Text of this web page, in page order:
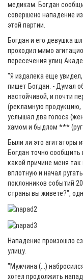
медикам. Богдан
совершено нападение
этой партии.
Богдан и его девушка
проходил мимо
пересечения улиц
"Я издалека еще
пишет Богдан. - Думал
настойчивой, и почти
(рекламную продукцию,
услышал два голоса
хамом и быдлом ***
Были ли это агитаторы
Богдан точно сообщить
какой причине меня
вплотную и начал
поклонников событий
страны вы живете?",
Нападение произошло
улицу.
"Мужчина (...)
хотел продолжить